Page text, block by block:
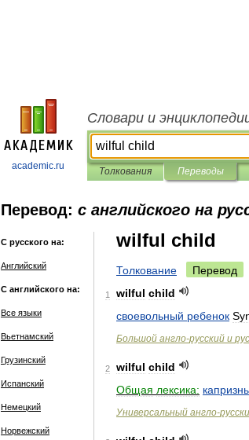
academic.ru
Словари и
Толкования Переводы
Перевод: с английского на
С русского на:
Английский
С английского на:
Все языки
Вьетнамский
Грузинский
Испанский
Немецкий
Норвежский
wilful child
Толкование Перевод
1 wilful child
своевольный ребенок
Большой англо-русский и
2 wilful child
Общая лексика:
Универсальный англо-